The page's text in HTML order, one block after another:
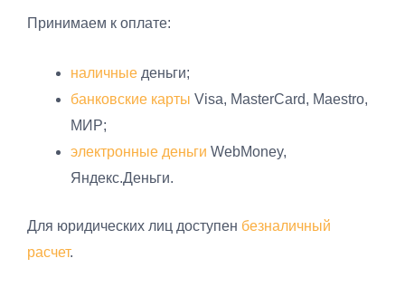
Принимаем к оплате:
наличныеденьги;
банковские карты Visa, MasterCard, Maestro,
МИР;
электронные деньги WebMoney,
Яндекс.Деньги.
Для юридических лиц доступен безналичный
расчет.